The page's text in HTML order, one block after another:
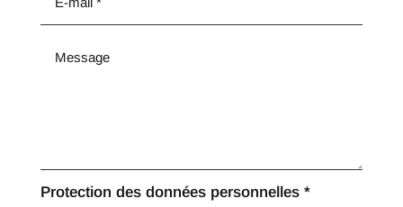
Protection des données personnelles *